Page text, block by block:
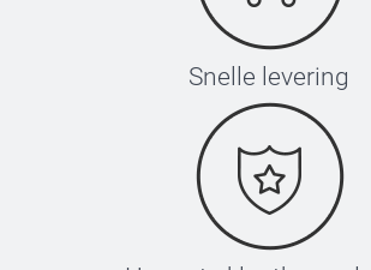
Snelle levering